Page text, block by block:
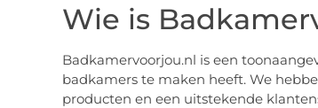
Wie is
Badkamervoorjou.nl is een
badkamers te maken heeft. We
producten en een uitstekende